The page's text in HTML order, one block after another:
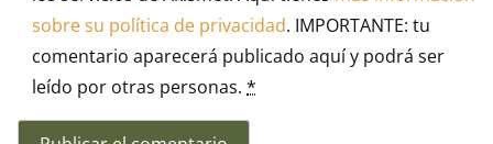
sobre su política de privacidad. IMPORTANTE: tu
comentario aparecerá publicado aquí y podrá ser
leído por otras personas. *